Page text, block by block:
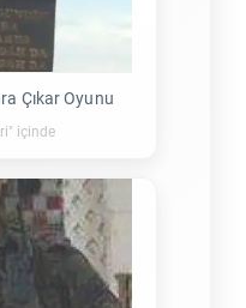
Çıkar Oyunu
içinde